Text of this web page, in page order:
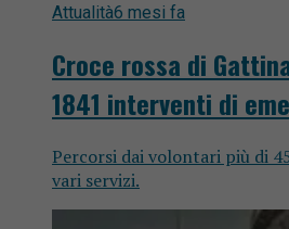
Attualità6 mesi fa
Croce rossa di
1841 interventi di
Percorsi dai volontari più di
vari servizi.